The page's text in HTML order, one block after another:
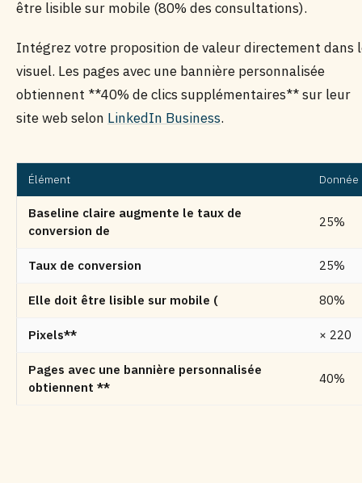
être lisible sur mobile (80% des consultations).
Intégrez votre proposition de valeur directement dans
visuel. Les pages avec une bannière personnalisée
obtiennent **40% de clics supplémentaires** sur leur
site web selon LinkedIn Business.
Élément Donnée
Baseline claire augmente le taux de
conversion de
25%
Taux de conversion 25%
Elle doit être lisible sur mobile ( 80%
Pixels** × 220
Pages avec une bannière personnalisée
obtiennent **
40%